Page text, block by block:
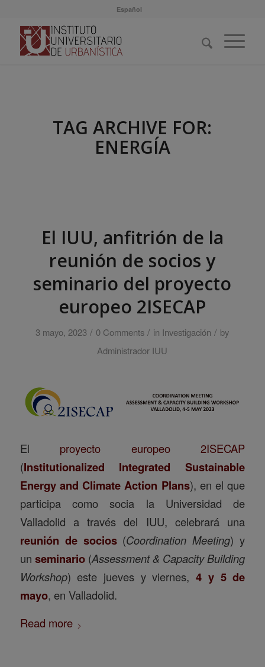
Español
TAG ARCHIVE FOR:
ENERGÍA
El IUU, anfitrión de la
reunión de socios y
seminario del proyecto
europeo 2ISECAP
3 mayo, 2023 / 0 Comments / in Investigación / by
Administrador IUU
El proyecto europeo 2ISECAP
(Institutionalized Integrated Sustainable
Energy and Climate Action Plans), en el que
participa como socia la Universidad de
Valladolid a través del IUU, celebrará una
reunión de socios(Coordination Meeting) y
un seminario(Assessment & Capacity Building
Workshop) este jueves y viernes,4 y 5 de
mayo, en Valladolid.
Read more